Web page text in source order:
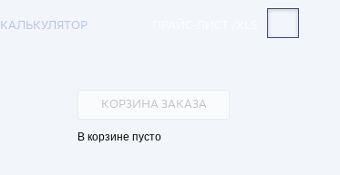
КАЛЬКУЛЯТОР
КОРЗИНА ЗАКАЗА
В корзине пусто